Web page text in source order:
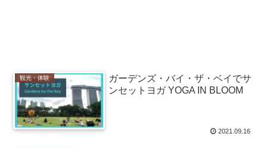
観光・体験
ガーデンズ・バイ・ザ・ベイでサ
ンセットヨガ YOGA IN BLOOM
2021.09.16